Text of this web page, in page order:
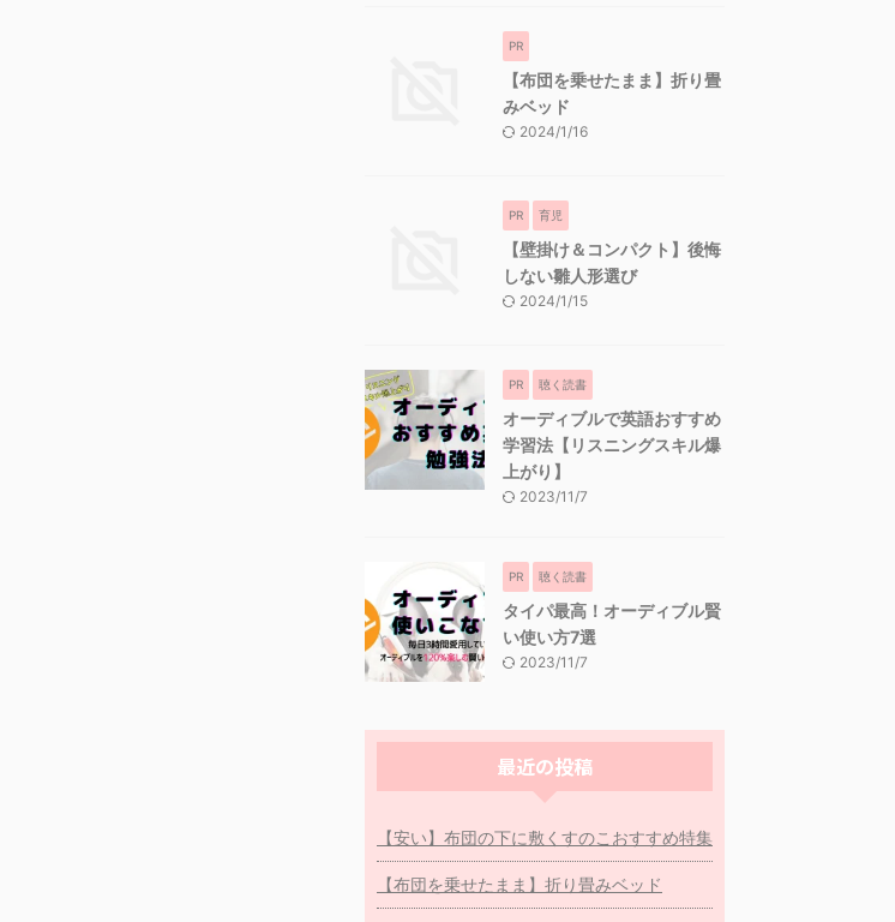
PR
【布団を乗せたまま】折り畳
みベッド
2024/1/16
PR 育児
【壁掛け＆コンパクト】後悔
しない雛人形選び
2024/1/15
PR 聴く読書
オーディブルで英語おすすめ
学習法【リスニングスキル爆
上がり】
2023/11/7
PR 聴く読書
タイパ最高！オーディブル賢
い使い方7選
2023/11/7
最近の投稿
【安い】布団の下に敷くすのこおすすめ特集
【布団を乗せたまま】折り畳みベッド